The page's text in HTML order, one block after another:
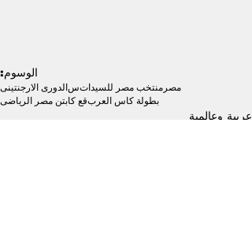
الوسوم:
مصرمنتخب مصر للسيداتسالدورى الارجنتينى
بطولة كاس العربقع كابتن مصر الرياضى
عربية وعالمية